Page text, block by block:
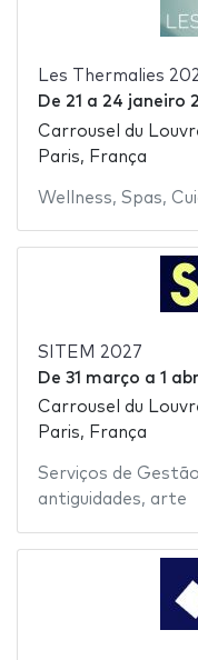
Les Thermalies
De 21 a 24 janeiro
Carrousel du
Paris, França
Wellness, Spas,
SITEM 2027
De 31 março a 1
Carrousel du
Paris, França
Serviços de Gestão
antiguidades, arte